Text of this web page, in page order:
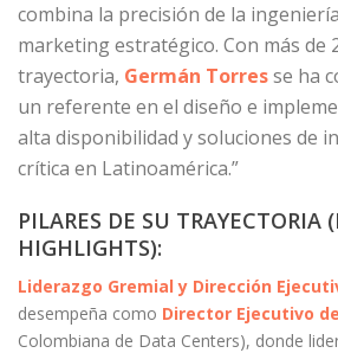
combina la precisión de la
marketing estratégico. Con más de
trayectoria, Germán Torresse ha
un referente en el diseño e
alta disponibilidad y soluciones de
crítica en Latinoamérica.”
PILARES DE SU TRAYECTORIA
HIGHLIGHTS):
Liderazgo Gremial y Dirección
desempeña como Director Ejecutivo de
Colombiana de Data Centers), donde